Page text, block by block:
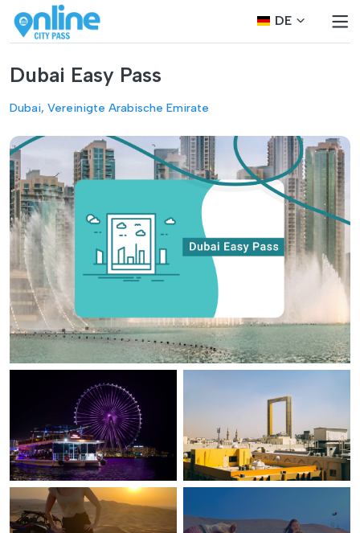
DE
Dubai Easy Pass
Dubai, Vereinigte Arabische Emirate